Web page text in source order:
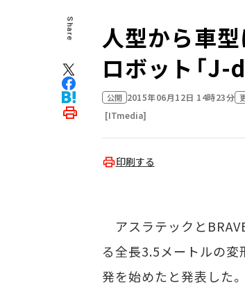
Share
人型から車
ロボット「J-
公開 2015年06月12日 14時23分
[ITmedia]
印刷する
アスラテックと
る全長3.5メートルの変
発を始めたと発表した